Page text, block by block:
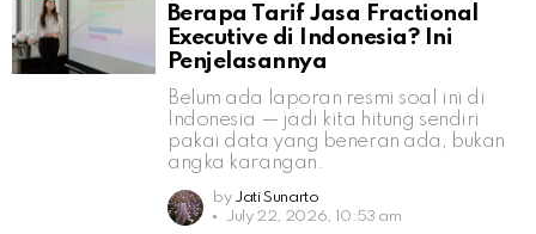
Berapa Tarif Jasa Fractional
Executive di Indonesia? Ini
Penjelasannya
Belum ada laporan resmi soal ini di
Indonesia — jadi kita hitung sendiri
pakai data yang beneran ada, bukan
angka karangan.
by Jati Sunarto
July 22, 2026, 10:53 am